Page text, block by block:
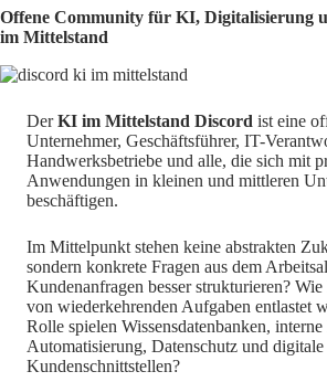
Offene Community für KI, Digitalisierung
im Mittelstand
DerKI im Mittelstand Discord ist eine
Unternehmer, Geschäftsführer, IT-
Handwerksbetriebe und alle, die sich mit
Anwendungen in kleinen und mittleren
beschäftigen.
Im Mittelpunkt stehen keine abstrakten
sondern konkrete Fragen aus dem
Kundenanfragen besser strukturieren?
von wiederkehrenden Aufgaben entlastet
Rolle spielen Wissensdatenbanken,
Automatisierung, Datenschutz und digitale
Kundenschnittstellen?